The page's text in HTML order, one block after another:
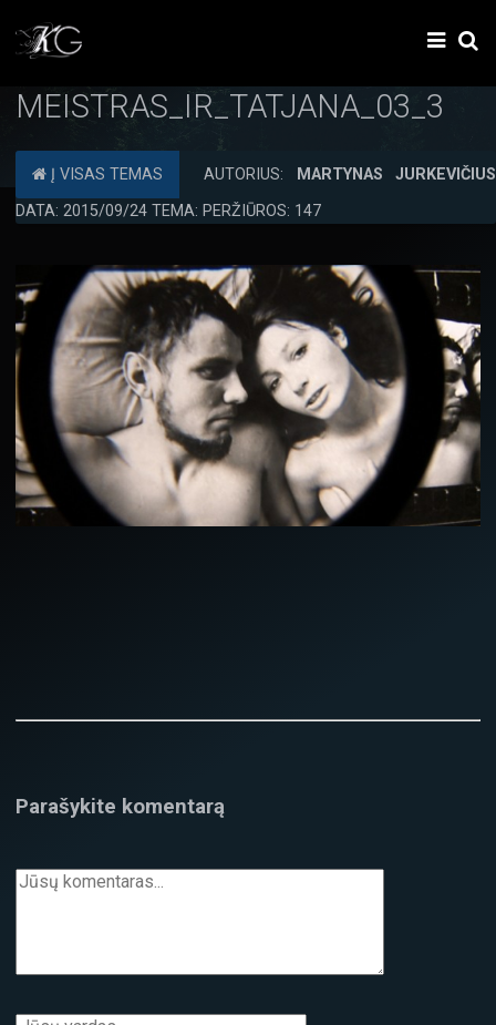
MEISTRAS_IR_TATJANA_03_3
Į VISAS TEMAS AUTORIUS:
MARTYNAS JURKEVIČIUS
DATA: 2015/09/24 TEMA: PERŽIŪROS: 147
Parašykite komentarą